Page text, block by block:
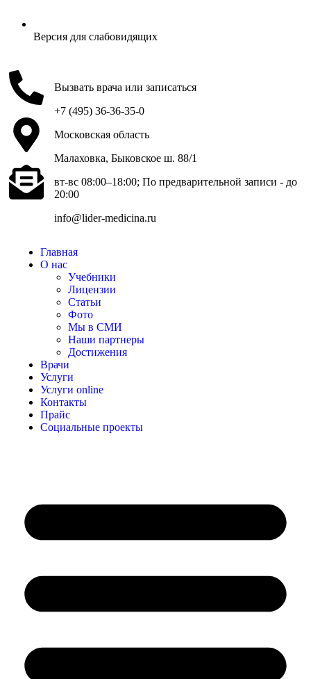
Версия для слабовидящих
Вызвать врача или записаться
+7 (495) 36-36-35-0
Московская область
Малаховка, Быковское ш. 88/1
вт-вс 08:00–18:00; По предварительной записи - до
20:00
info@lider-medicina.ru
Главная
О нас
Учебники
Лицензии
Статьи
Фото
Мы в СМИ
Наши партнеры
Достижения
Врачи
Услуги
Услуги online
Контакты
Прайс
Социальные проекты